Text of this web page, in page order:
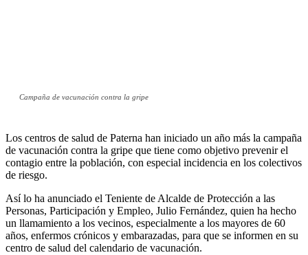
Campaña de vacunación contra la gripe
Los centros de salud de Paterna han iniciado un año más la campaña
de vacunación contra la gripe que tiene como objetivo prevenir el
contagio entre la población, con especial incidencia en los colectivos
de riesgo.
Así lo ha anunciado el Teniente de Alcalde de Protección a las
Personas, Participación y Empleo, Julio Fernández, quien ha hecho
un llamamiento a los vecinos, especialmente a los mayores de 60
años, enfermos crónicos y embarazadas, para que se informen en su
centro de salud del calendario de vacunación.